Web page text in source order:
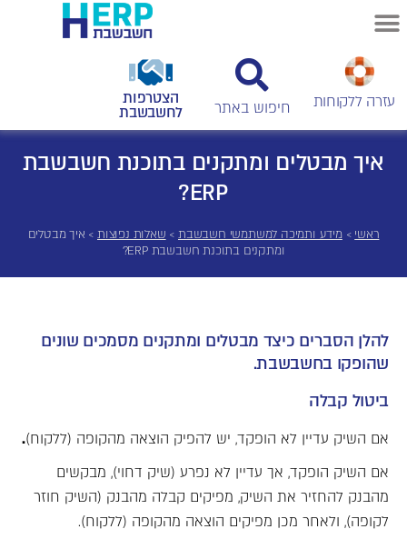
עזרה ללקוחות הצטרפות
לחשבשבת
איך מבטלים ומתקנים בתוכנת חשבשבת
ERP?
ראשי >מידע ותמיכה למשתמשי חשבשבת > שאלות נפוצות > איך מבטלים
ומתקנים בתוכנת חשבשבת ERP?
להלן הסברים כיצד מבטלים ומתקנים מסמכים שונים
שהופקו בחשבשבת.
ביטול קבלה
אם השיק עדיין לא הופקד, יש להפיק הוצאה מהקופה (ללקוח).
אם השיק הופקד, אך עדיין לא נפרע (שיק דחוי), מבקשים
מהבנק להחזיר את השיק, מפיקים קבלה מהבנק (השיק חוזר
לקופה), ולאחר מכן מפיקים הוצאה מהקופה (ללקוח).